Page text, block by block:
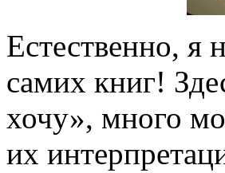
Естественно, я
самих книг!
хочу», много
их